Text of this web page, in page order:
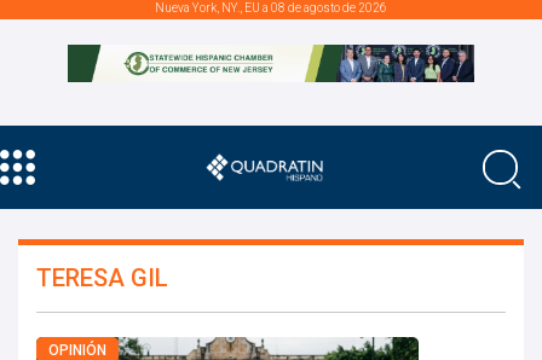
Nueva York, NY., EU a 08 de agosto de 2026
TERESA GIL
OPINIÓN